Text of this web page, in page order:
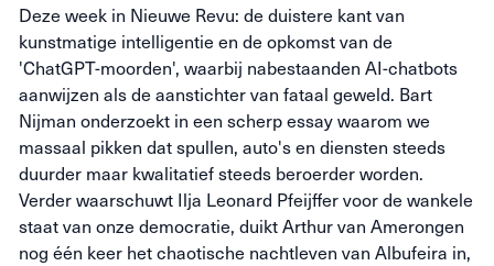
Deze week in Nieuwe Revu: de duistere kant van
kunstmatige intelligentie en de opkomst van de
'ChatGPT-moorden', waarbij nabestaanden AI-chatbots
aanwijzen als de aanstichter van fataal geweld. Bart
Nijman onderzoekt in een scherp essay waarom we
massaal pikken dat spullen, auto's en diensten steeds
duurder maar kwalitatief steeds beroerder worden.
Verder waarschuwt Ilja Leonard Pfeijffer voor de wankele
staat van onze democratie, duikt Arthur van Amerongen
nog één keer het chaotische nachtleven van Albufeira in,